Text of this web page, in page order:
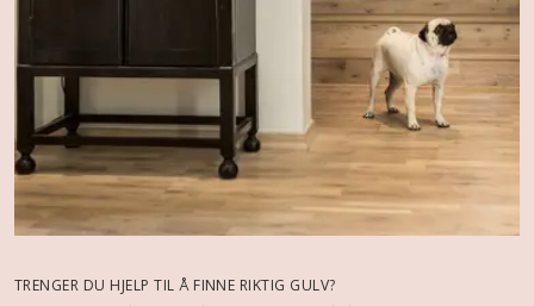
TRENGER DU HJELP TIL Å FINNE RIKTIG GULV?